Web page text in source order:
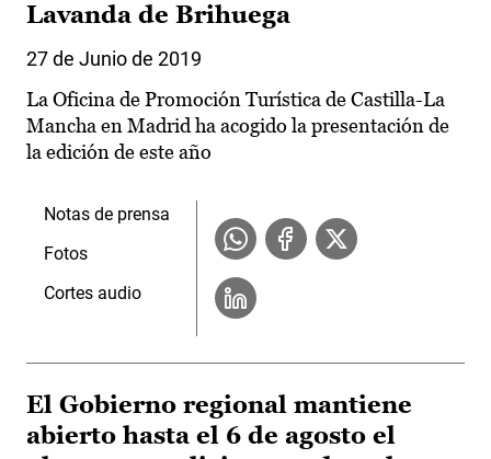
Lavanda de Brihuega
27 de Junio de 2019
La Oficina de Promoción Turística de Castilla-La
Mancha en Madrid ha acogido la presentación de
la edición de este año
Notas de prensa
Fotos
Cortes audio
El Gobierno regional mantiene
abierto hasta el 6 de agosto el